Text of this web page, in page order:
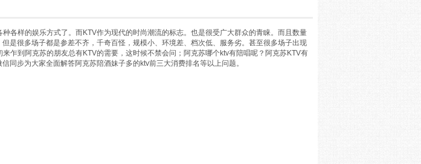
各样的娱乐方式了。而KTV作为现代的时尚潮流的标志。也是很受广大群众的青睐。而且数量
是很多场子都是参差不齐，千奇百怪，规模小、环境差、档次低、服务劣。甚至很多场子出现
乍到阿克苏的朋友总有KTV的需要，这时候不禁会问；阿克苏哪个ktv有陪唱呢？阿克苏KTV有
同步为大家全面解答阿克苏陪酒妹子多的ktv前三大消费排名等以上问题。